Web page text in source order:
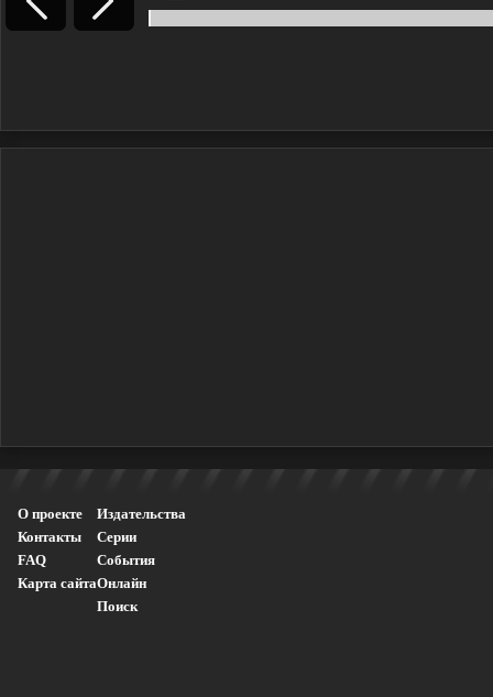
О проекте
Контакты
FAQ
Карта сайта
Издательства
Серии
События
Онлайн
Поиск